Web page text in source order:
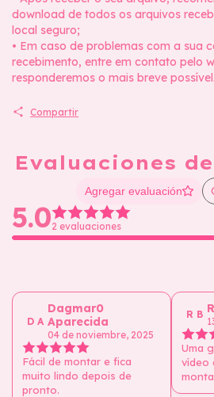
download de todos os arquivos
local seguro;
• Em caso de problemas com a sua
recebimento, entre em contato pelo
responderemos o mais breve possível.
Compartir
Evaluaciones
Agregar evaluación
5.02 evaluaciones
D A
Dagmar0
Aparecida
04 de noviembre, 2025
Fácil de montar e fica
muito lindo depois de
pronto.
R B
Uma
vídeo